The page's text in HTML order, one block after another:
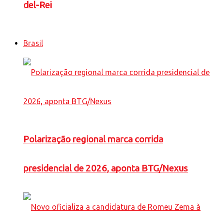
del-Rei
Brasil
Polarização regional marca corrida
presidencial de 2026, aponta BTG/Nexus